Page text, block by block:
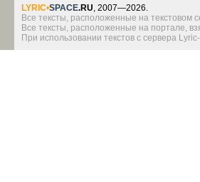
LYRIC•SPACE.RU, 2007—2026.
Все тексты, расположенные на текстовом
Все тексты, расположенные на портале,
При использовании текстов с сервера